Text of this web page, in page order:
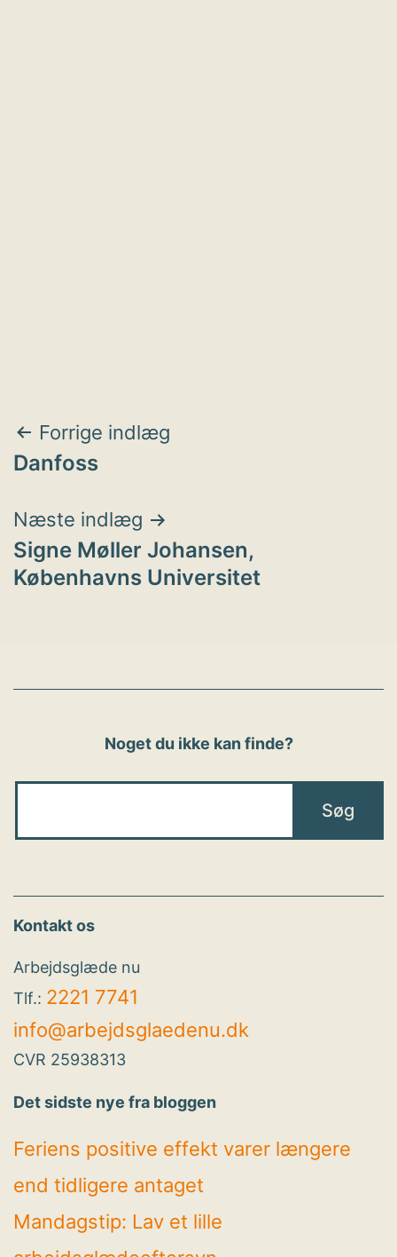
Indlægsnavigation
Forrige indlæg
Danfoss
Næste indlæg
Signe Møller Johansen,
Københavns Universitet
Noget du ikke kan finde?
Kontakt os
Arbejdsglæde nu
Tlf.: 2221 7741
info@arbejdsglaedenu.dk
CVR 25938313
Det sidste nye fra bloggen
Feriens positive effekt varer længere
end tidligere antaget
Mandagstip: Lav et lille